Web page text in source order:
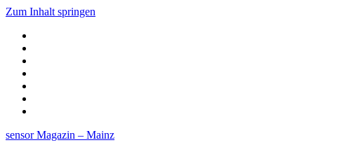
Zum Inhalt springen
sensor Magazin – Mainz